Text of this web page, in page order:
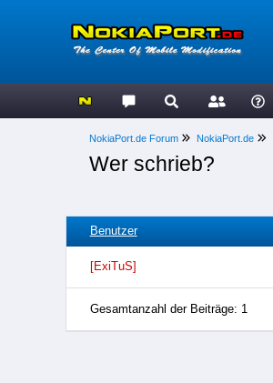
NokiaPort.de Forum NokiaPort.de
Wer schrieb?
Benutzer
[ExiTuS]
Gesamtanzahl der Beiträge: 1